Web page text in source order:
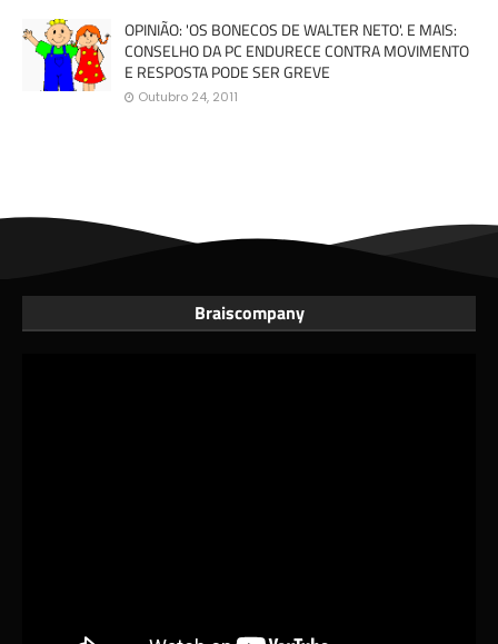
OPINIÃO: 'OS BONECOS DE WALTER NETO'. E MAIS:
CONSELHO DA PC ENDURECE CONTRA MOVIMENTO
E RESPOSTA PODE SER GREVE
Outubro 24, 2011
Braiscompany